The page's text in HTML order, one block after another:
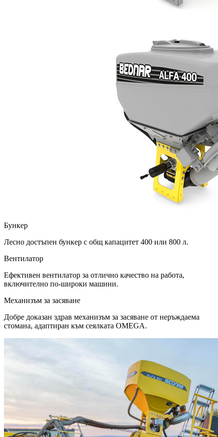
Бункер
Лесно достъпен бункер с общ капацитет 400 или 800 л.
Вентилатор
Ефективен вентилатор за отлично качество на работа,
включително по-широки машини.
Механизъм за засяване
Добре доказан здрав механизъм за засяване от неръждаема
стомана, адаптиран към сеялката OMEGA.